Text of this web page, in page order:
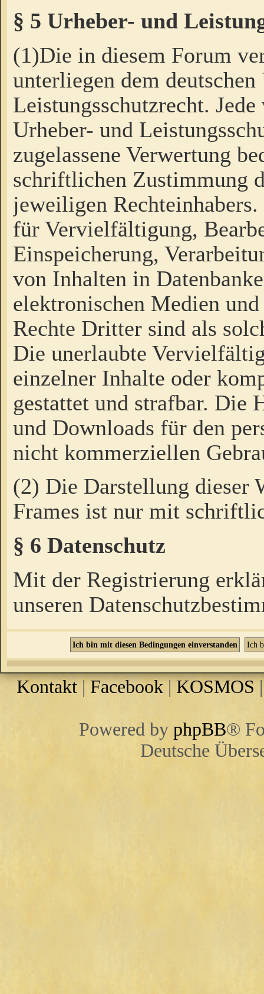
§ 5 Urheber- und
(1)Die in diesem Forum
unterliegen dem
Leistungsschutzrecht.
Urheber- und
zugelassene Verwertung
schriftlichen Zustimmung
jeweiligen
für Vervielfältigung,
Einspeicherung,
von Inhalten in
elektronischen Medien
Rechte Dritter sind als
Die unerlaubte
einzelner Inhalte oder
gestattet und strafbar. Die
und Downloads für den
nicht kommerziellen
(2) Die Darstellung dieser
Frames ist nur mit
§ 6 Datenschutz
Mit der Registrierung
unseren
Kontakt |Facebook | KOSMOS
Powered by phpBB®
Deutsche